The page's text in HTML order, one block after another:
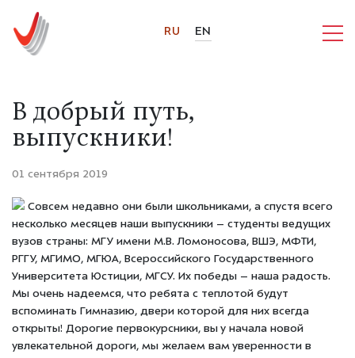
RU EN
В добрый путь,
выпускники!
01 сентября 2019
Совсем недавно они были школьниками, а спустя всего
несколько месяцев наши выпускники – студенты ведущих
вузов страны: МГУ имени М.В. Ломоносова, ВШЭ, МФТИ,
РГГУ, МГИМО, МГЮА, Всероссийского Государственного
Университета Юстиции, МГСУ. Их победы – наша радость.
Мы очень надеемся, что ребята с теплотой будут
вспоминать Гимназию, двери которой для них всегда
открыты! Дорогие первокурсники, вы у начала новой
увлекательной дороги, мы желаем вам уверенности в